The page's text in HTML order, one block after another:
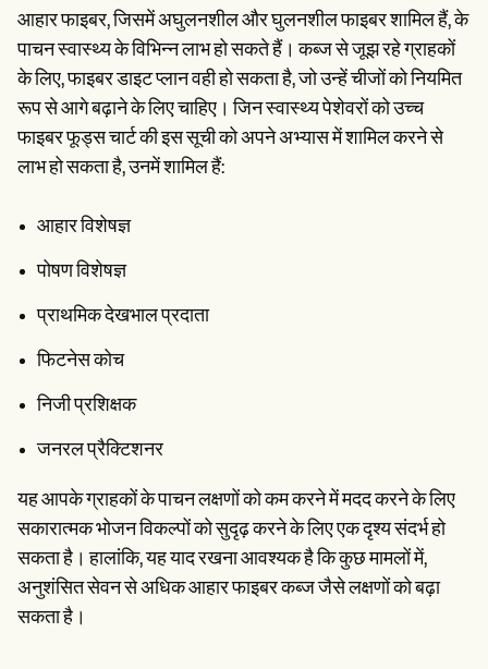
आहार फाइबर, जिसमें अघुलनशील और घुलनशील फाइबर शामिल हैं, के
पाचन स्वास्थ्य के विभिन्न लाभ हो सकते हैं। कब्ज से जूझ रहे ग्राहकों
के लिए, फाइबर डाइट प्लान वही हो सकता है, जो उन्हें चीजों को नियमित
रूप से आगे बढ़ाने के लिए चाहिए। जिन स्वास्थ्य पेशेवरों को उच्च
फाइबर फूड्स चार्ट की इस सूची को अपने अभ्यास में शामिल करने से
लाभ हो सकता है, उनमें शामिल हैं:
आहार विशेषज्ञ
पोषण विशेषज्ञ
प्राथमिक देखभाल प्रदाता
फिटनेस कोच
निजी प्रशिक्षक
जनरल प्रैक्टिशनर
यह आपके ग्राहकों के पाचन लक्षणों को कम करने में मदद करने के लिए
सकारात्मक भोजन विकल्पों को सुदृढ़ करने के लिए एक दृश्य संदर्भ हो
सकता है। हालांकि, यह याद रखना आवश्यक है कि कुछ मामलों में,
अनुशंसित सेवन से अधिक आहार फाइबर कब्ज जैसे लक्षणों को बढ़ा
सकता है।